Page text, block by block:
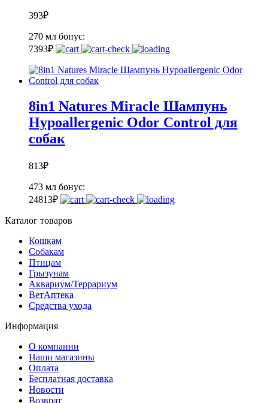
393₽
270 мл бонус:
7393₽
8in1 Natures Miracle Шампунь
Hypoallergenic Odor Control для
собак
813₽
473 мл бонус:
24813₽
Каталог товаров
Кошкам
Собакам
Птицам
Грызунам
Аквариум/Террариум
ВетАптека
Средства ухода
Информация
О компании
Наши магазины
Оплата
Бесплатная доставка
Новости
Возврат